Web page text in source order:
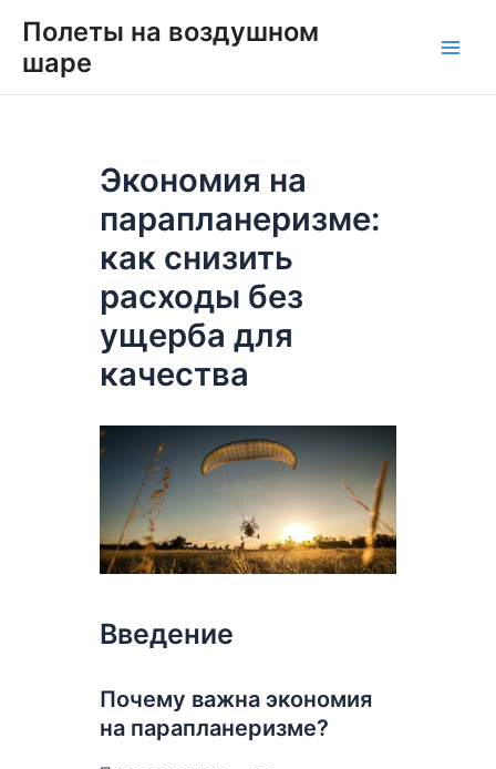
содержимому
Полеты на воздушном
шаре
Экономия на
парапланеризме:
как снизить
расходы без
ущерба для
качества
Введение
Почему важна экономия
на парапланеризме?
по
записям